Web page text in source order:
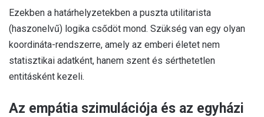
Ezekben a határhelyzetekben a puszta utilitarista
(haszonelvű) logika csődöt mond. Szükség van egy olyan
koordináta-rendszerre, amely az emberi életet nem
statisztikai adatként, hanem szent és sérthetetlen
entitásként kezeli.
Az empátia szimulációja és az egyházi